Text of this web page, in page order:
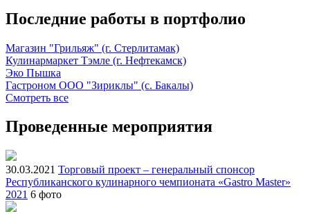
Последние работы в портфолио
Магазин "Грильяж" (г. Стерлитамак)
Кулинармаркет Тэмле (г. Нефтекамск)
Эко Пышка
Гастроном ООО "Зириклы" (с. Бакалы)
Смотреть все
Проведенные мероприятия
30.03.2021 Торговый проект – генеральный спонсор
Республиканского кулинарного чемпионата «Gastro Master»
2021 6 фото